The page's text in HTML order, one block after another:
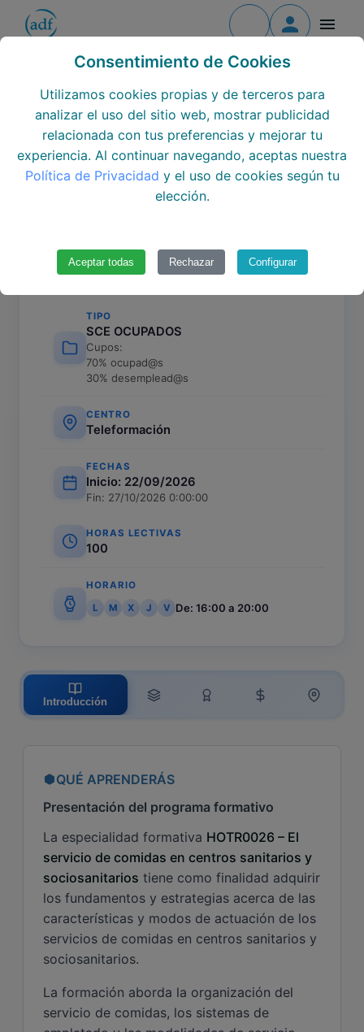
Todos los cursos
Todos los Módulos
Formación continua
EL SERVICIO DE COMIDAS EN
CENTROS SANITARIOS Y
SOCIOSANITARIOS
2515262.2.9.T
Introducción
QUÉ APRENDERÁS
Presentación del programa formativo
La especialidad formativa HOTR0026 – El
servicio de comidas en centros sanitarios y
sociosanitarios tiene como finalidad adquirir
los fundamentos y estrategias acerca de las
características y modos de actuación de los
servicios de comidas en centros sanitarios y
sociosanitarios.
La formación aborda la organización del
servicio de comidas, los sistemas de
Datos del curso
TIPO
SCE OCUPADOS
Cupos:
70% ocupad@s
30% desemplead@s
CENTRO
Teleformación
FECHAS
Inicio: 22/09/2026
Fin: 27/10/2026 0:00:00
HORAS LECTIVAS
100
HORARIO
L
M X J V De: 16:00 a 20:00
Consentimiento de Cookies
Utilizamos cookies propias y de terceros para
analizar el uso del sitio web, mostrar publicidad
relacionada con tus preferencias y mejorar tu
experiencia. Al continuar navegando, aceptas nuestra
Política de Privacidad y el uso de cookies según tu
elección.
Aceptar todas Rechazar Configurar